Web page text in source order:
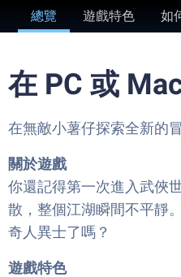
總覽 遊戲特色 如
在 PC 或
在無敵小薯仔探索全新的
關於遊戲
你還記得第一次進入武俠
散，整個江湖瞬間不平靜
奇人異士了嗎？
遊戲特色